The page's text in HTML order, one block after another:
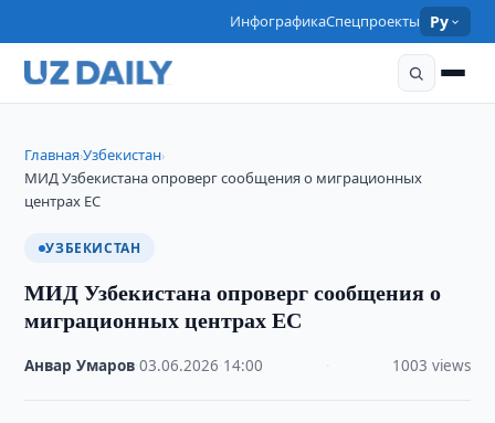
ИнфографикаСпецпроекты Ру
Главная›Узбекистан›
МИД Узбекистана опроверг сообщения о миграционных
центрах ЕС
УЗБЕКИСТАН
МИД Узбекистана опроверг сообщения о
миграционных центрах ЕС
Анвар Умаров ·03.06.2026 14:00 1003 views